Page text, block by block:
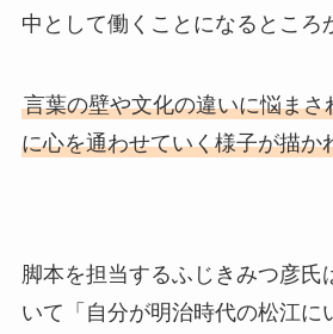
中として働くことになるところ
言葉の壁や文化の違いに悩まさ
に心を通わせていく様子が描か
脚本を担当するふじきみつ彦氏
いて「自分が明治時代の松江に